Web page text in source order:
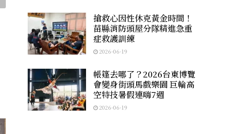
搶救心因性休克黃金時間！
苗縣消防頭屋分隊精進急重
症救護訓練
2026-06-19
帳篷去哪了？2026台東博覽
會變身街頭馬戲樂園 巨輪高
空特技暑假連嗨7週
2026-06-19